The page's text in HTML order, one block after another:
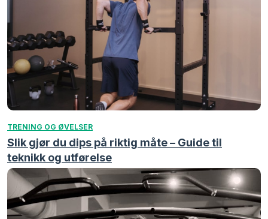
TRENING OG ØVELSER
Slik gjør du dips på riktig måte – Guide til
teknikk og utførelse